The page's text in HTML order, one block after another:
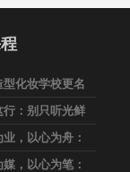
型化妆学校更名
妆舟美妆教育
行：别只听光鲜
听真实的
业，以心为舟：
美妆教育，专业
媒，以心为笔：